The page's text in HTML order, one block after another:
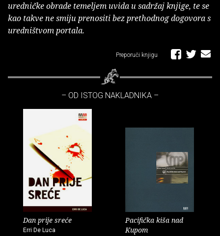
uredničke obrade temeljem uvida u sadržaj knjige, te se
kao takve ne smiju prenositi bez prethodnog dogovora s
uredništvom portala.
Preporuči knjigu
– OD ISTOG NAKLADNIKA –
Dan prije sreće
Erri De Luca
Pacifička kiša nad
Kupom